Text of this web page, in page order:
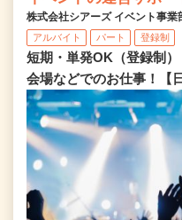
株式会社シアーズ イベント事業
アルバイト パート 登録制
短期・単発OK（登録制
会場などでのお仕事！【